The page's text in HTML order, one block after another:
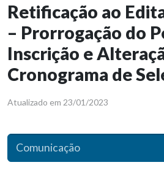
Retificação ao
– Prorrogação do
Inscrição e
Cronograma de
Atualizado em 23/01/2023
Comunicação